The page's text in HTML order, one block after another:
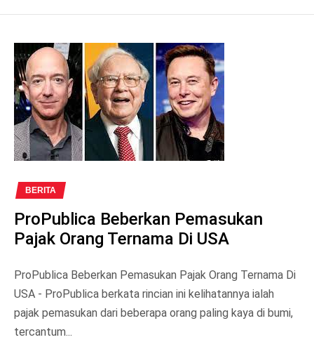
BERITA
ProPublica Beberkan Pemasukan
Pajak Orang Ternama Di USA
ProPublica Beberkan Pemasukan Pajak Orang Ternama Di
USA - ProPublica berkata rincian ini kelihatannya ialah
pajak pemasukan dari beberapa orang paling kaya di bumi,
tercantum...